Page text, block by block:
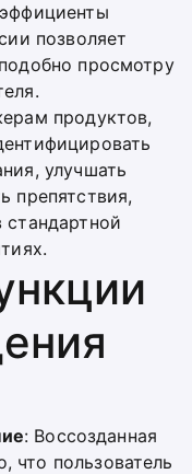
позволяет
просмотру
продуктов,
улучшать
препятствия,
: Воссозданная
что пользователь